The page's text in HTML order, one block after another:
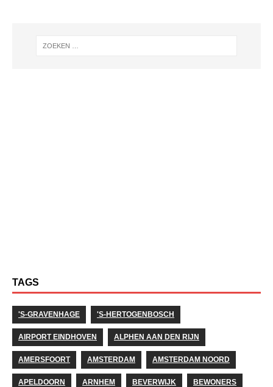
TAGS
'S-GRAVENHAGE 'S-HERTOGENBOSCH
AIRPORT EINDHOVEN ALPHEN AAN DEN RIJN
AMERSFOORT AMSTERDAM AMSTERDAM NOORD
APELDOORN ARNHEM BEVERWIJK BEWONERS